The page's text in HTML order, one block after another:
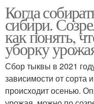
Когда
сибири.
как понять,
уборку
Сбор тыквы в 2021
зависимости от сорта
происходит осенью.